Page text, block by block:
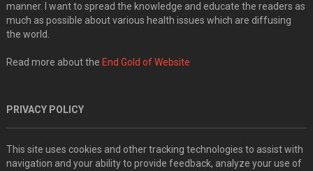
manner. I want to spread the knowledge and educate the readers as
much as possible about various health issues which are diffusing
the world.
Read more about the End Gold of Website
PRIVACY POLICY
This site uses cookies and other tracking technologies to assist with
navigation and your ability to provide feedback, analyze your use of